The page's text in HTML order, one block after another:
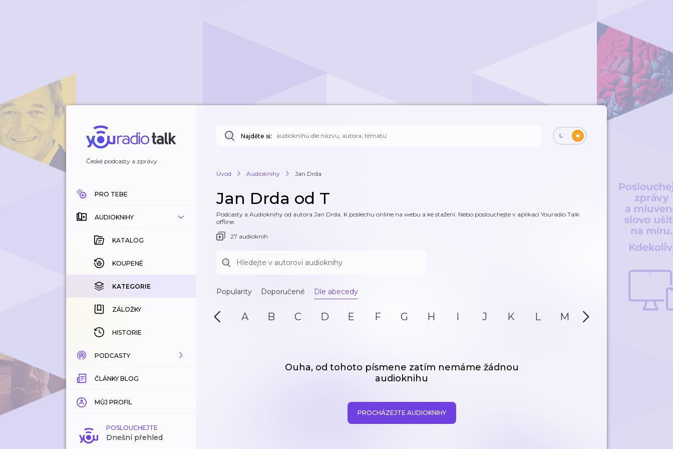
České podcasty a zprávy
PRO TEBE
AUDIOKNIHY
KATALOG
KOUPENÉ
KATEGORIE
ZÁLOŽKY
HISTORIE
PODCASTY
KATALOG
KATEGORIE
ZÁLOŽKY
ČLÁNKY BLOG
MŮJ PROFIL
POSLOUCHEJTE
Dnešní přehled
Najděte si:
Úvod Audioknihy Jan Drda
Jan Drda od T
Podcasty a Audioknihy od autora Jan Drda. K poslechu online na webu a ke stažení. Nebo poslouchejte v aplikaci Youradio Talk
offline.
27 audioknih
Popularity Doporučené Dle abecedy
A B C D E F G H I J K L M N
Ouha, od tohoto písmene zatím nemáme žádnou
audioknihu
PROCHÁZEJTE AUDIOKNIHY